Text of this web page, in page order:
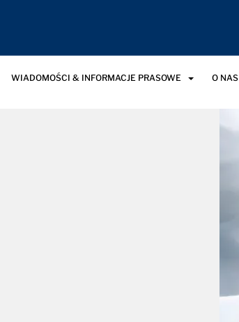
WIADOMOŚCI & INFORMACJE PRASOWE O NAS